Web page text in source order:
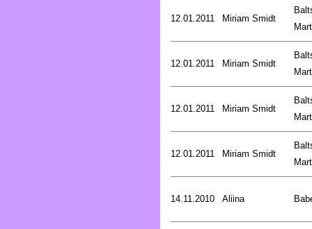
12.01.2011 Miriam Smidt
12.01.2011 Miriam Smidt
12.01.2011 Miriam Smidt
12.01.2011 Miriam Smidt
14.11.2010 Aliina